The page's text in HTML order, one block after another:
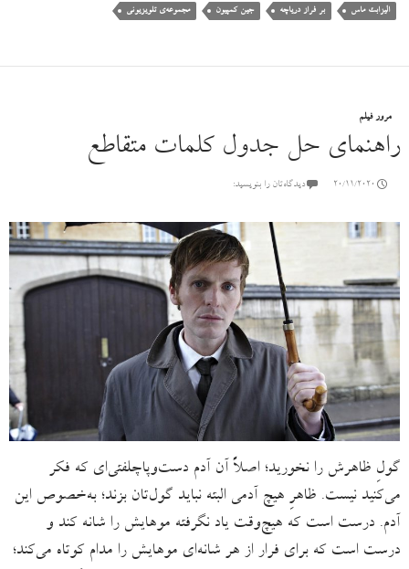
الیزابت ماس بر فراز دریاچه جین کمپیون مجموعه‌ی تلویزیونی
مرور فیلم
راهنمای حل جدول کلمات متقاطع
20/11/2020 دیدگاه‌تان را بنویسید:
گولِ ظاهرش را نخورید؛ اصلاً آن آدم دست‌وپا‌چلفتی‌‌ای که فکر
می‌کنید نیست. ظاهرِ هیچ آدمی البته نباید گول‌تان بزند؛ به‌خصوص این
آدم. درست است که هیچ‌وقت یاد نگرفته موهایش را شانه کند و
درست است که برای فرار از هر شانه‌ای موهایش را مدام کوتاه می‌کند؛